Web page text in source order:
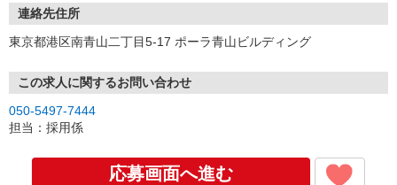
連絡先住所
東京都港区南青山二丁目5-17 ポーラ青山ビルディング
この求人に関するお問い合わせ
050-5497-7444
担当：採用係
応募画面へ進む